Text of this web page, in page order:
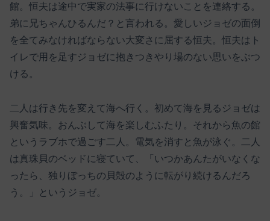
館。恒夫は途中で実家の法事に行けないことを連絡する。
弟に兄ちゃんひるんだ？と言われる。愛しいジョゼの面倒
を全てみなければならない大変さに屈する恒夫。恒夫はト
イレで用を足すジョゼに抱きつきやり場のない思いをぶつ
ける。
二人は行き先を変えて海へ行く。初めて海を見るジョゼは
興奮気味。おんぶして海を楽しむふたり。それから魚の館
というラブホで過ごす二人。電気を消すと魚が泳ぐ。二人
は真珠貝のベッドに寝ていて、「いつかあんたがいなくな
ったら、独りぼっちの貝殻のように転がり続けるんだろ
う。」というジョゼ。